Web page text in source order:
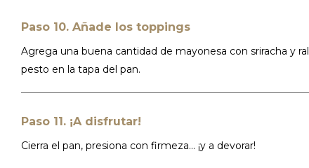
Paso 10. Añade los toppings
Agrega una buena cantidad de mayonesa con sriracha y
pesto en la tapa del pan.
Paso 11. ¡A disfrutar!
Cierra el pan, presiona con firmeza... ¡y a devorar!